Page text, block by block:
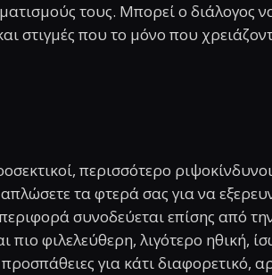
τους. Μπορεί ο διάλογος
στιγμές που το μόνο που
περισσότερο
τα φτερά σας για να
συνοδεύεται επίσης από
πιο φιλελεύθερη, λιγότερο ηθική,
για κάτι διαφορετικό,